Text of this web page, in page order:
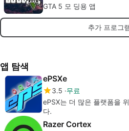
GTA 5 모 딩용 앱
추가 프로그
앱 탐색
ePSXe
3.5 무료
ePSX는 더 많은 플랫폼을
다.
Razer Cortex